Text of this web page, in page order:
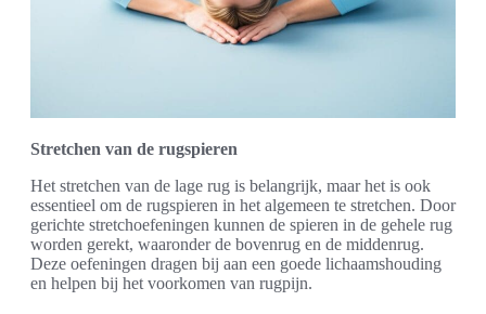
Stretchen van de rugspieren
Het stretchen van de lage rug is belangrijk, maar het is ook
essentieel om de rugspieren in het algemeen te stretchen. Door
gerichte stretchoefeningen kunnen de spieren in de gehele rug
worden gerekt, waaronder de bovenrug en de middenrug.
Deze oefeningen dragen bij aan een goede lichaamshouding
en helpen bij het voorkomen van rugpijn.